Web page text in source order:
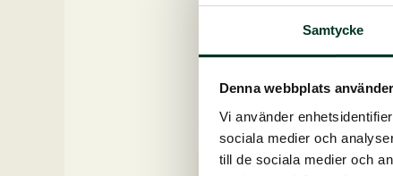
Samtycke
Denna webbplats
Vi använder
sociala medier och
till de sociala medier och